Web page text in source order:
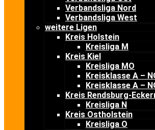
Verbandsliga Nord
Verbandsliga West
weitere Ligen
Kreis Holstein
Kreisliga M
Kreis Kiel
Kreisliga MO
Kreisklasse A –
Kreisklasse A –
Kreis Rendsburg-
Kreisliga N
Kreis Ostholstein
Kreisliga O